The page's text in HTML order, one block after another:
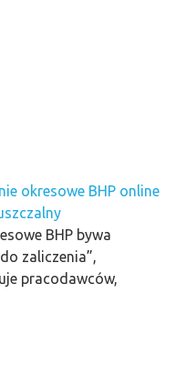
okresowe BHP online
BHP bywa
zaliczenia”,
pracodawców,